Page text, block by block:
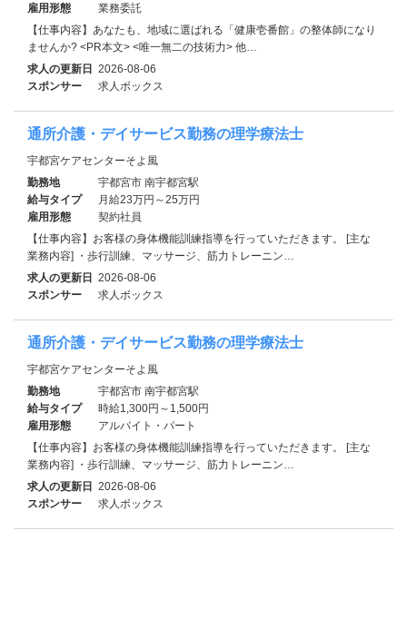
雇用形態
業務委託
【仕事内容】あなたも、地域に選ばれる「健康壱番館」の整体師になり
ませんか? <PR本文> <唯一無二の技術力> 他…
求人の更新日 2026-08-06
スポンサー
求人ボックス
通所介護・デイサービス勤務の理学療法士
宇都宮ケアセンターそよ風
勤務地
宇都宮市 南宇都宮駅
給与タイプ
月給23万円～25万円
雇用形態
契約社員
【仕事内容】お客様の身体機能訓練指導を行っていただきます。 [主な
業務内容] ・歩行訓練、マッサージ、筋力トレーニン…
求人の更新日 2026-08-06
スポンサー
求人ボックス
通所介護・デイサービス勤務の理学療法士
宇都宮ケアセンターそよ風
勤務地
宇都宮市 南宇都宮駅
給与タイプ
時給1,300円～1,500円
雇用形態
アルバイト・パート
【仕事内容】お客様の身体機能訓練指導を行っていただきます。 [主な
業務内容] ・歩行訓練、マッサージ、筋力トレーニン…
求人の更新日 2026-08-06
スポンサー
求人ボックス